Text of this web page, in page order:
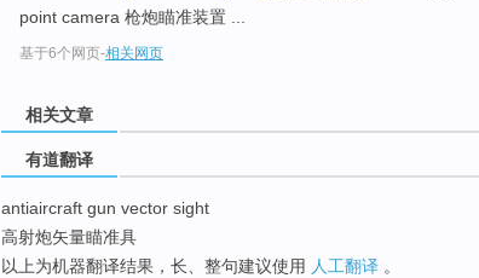
point camera 枪炮瞄准装置 ...
基于6个网页-相关网页
相关文章
有道翻译
antiaircraft gun vector sight
高射炮矢量瞄准具
以上为机器翻译结果，长、整句建议使用 人工翻译 。